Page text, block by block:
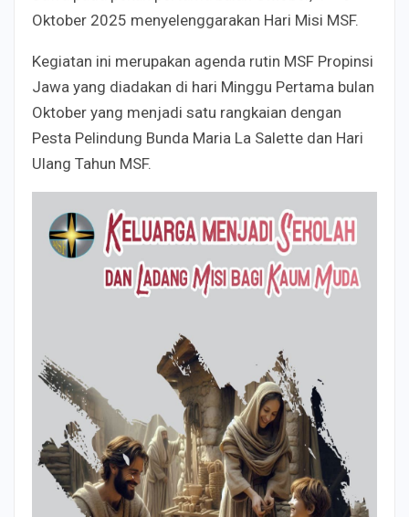
Oktober 2025 menyelenggarakan Hari Misi MSF.
Kegiatan ini merupakan agenda rutin MSF Propinsi
Jawa yang diadakan di hari Minggu Pertama bulan
Oktober yang menjadi satu rangkaian dengan
Pesta Pelindung Bunda Maria La Salette dan Hari
Ulang Tahun MSF.